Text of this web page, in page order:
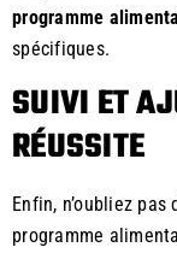
programme
spécifiques.
SUIVI ET
RÉUSSITE
Enfin, n’oubliez
programme